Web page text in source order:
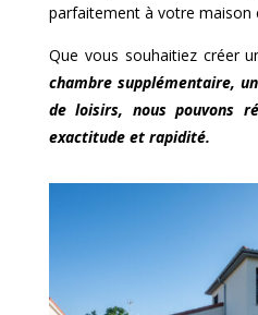
parfaitement à votre maison
Que vous souhaitiez créer
chambre supplémentaire,
de loisirs, nous pouvons
exactitude et rapidité.